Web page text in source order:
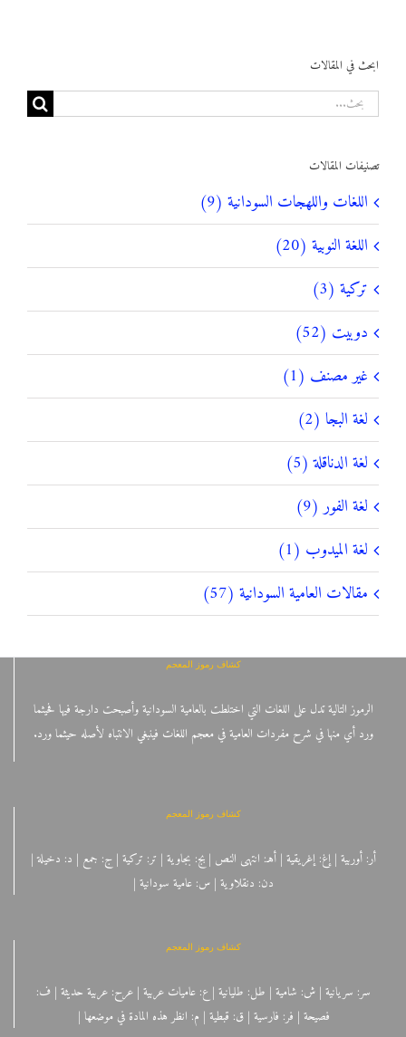
ابحث في المقالات
البحث
عن:
تصنيفات المقالات
اللغات واللهجات السودانية (9)
اللغة النوبية (20)
تركية (3)
دوبيت (52)
غير مصنف (1)
لغة البجا (2)
لغة الدناقلة (5)
لغة الفور (9)
لغة الميدوب (1)
مقالات العامية السودانية (57)
كشاف رموز المعجم
الرموز التالية تدل على اللغات التي اختلطت بالعامية السودانية وأصبحت دارجة فيها فحيثما
ورد أي منها في شرح مفردات العامية في معجم اللغات فينبغي الانتباه لأصله حيثما ورد.
كشاف رموز المعجم
أر: أوربية | إغ: إغريقية | أهـ: انتهى النص | بج: بجاوية | تر: تركية | ج: جمع | د: دخيلة |
دن: دنقلاوية | س: عامية سودانية |
كشاف رموز المعجم
سر: سريانية | ش: شامية | طل: طليانية | ع: عاميات عربية | عرح: عربية حديثة | ف:
فصيحة | فر: فارسية | ق: قبطية | م: انظر هذه المادة في موضعها |